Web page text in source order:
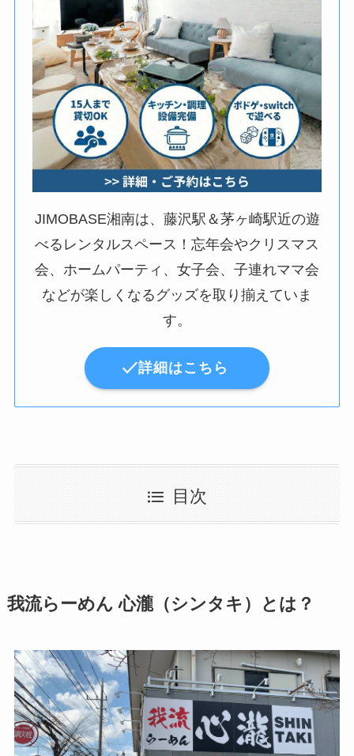
JIMOBASE湘南は、藤沢駅＆茅ヶ崎駅近の遊
べるレンタルスペース！忘年会やクリスマス
会、ホームパーティ、女子会、子連れママ会
などが楽しくなるグッズを取り揃えていま
す。
詳細はこちら
目次
我流らーめん 心瀧（シンタキ）とは？